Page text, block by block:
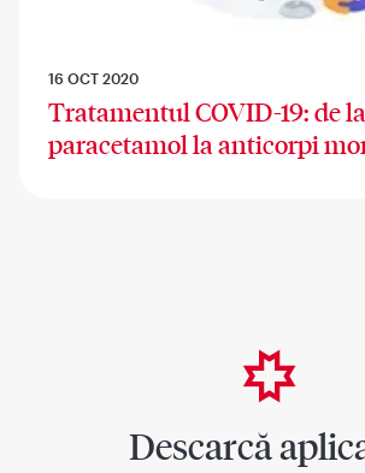
16 OCT 2020
Tratamentul COVID-19: de la
paracetamol la anticorpi
Descarcă